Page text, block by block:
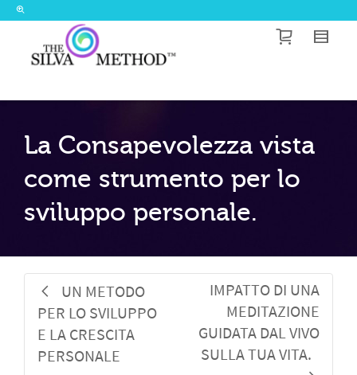
I'm looking forproductin a sizesize.
Show me the
La Consapevolezza vista
come strumento per lo
sviluppo personale.
UN METODO
PER LO SVILUPPO
E LA CRESCITA
PERSONALE
IMPATTO DI UNA
MEDITAZIONE
GUIDATA DAL VIVO
SULLA TUA VITA.